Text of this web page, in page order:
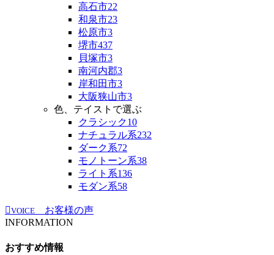
高石市22
和泉市23
松原市3
堺市437
貝塚市3
南河内郡3
岸和田市3
大阪狭山市3
色、テイストで選ぶ
クラシック10
ナチュラル系232
ダーク系72
モノトーン系38
ライト系136
モダン系58
VOICE
お客様の声
INFORMATION
おすすめ情報